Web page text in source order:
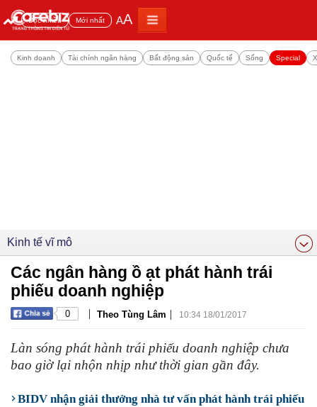
Đọc nhiều Mới nhất AA
Kinh doanh Tài chính ngân hàng Bất động sản Quốc tế Sống Special
Kinh tế vĩ mô
Các ngân hàng ồ ạt phát hành trái
phiếu doanh nghiệp
0 | Theo Tùng Lâm | 10:34 18/01/2017
Làn sóng phát hành trái phiếu doanh nghiệp chưa
bao giờ lại nhộn nhịp như thời gian gần đây.
BIDV nhận giải thưởng nhà tư vấn phát hành trái phiếu